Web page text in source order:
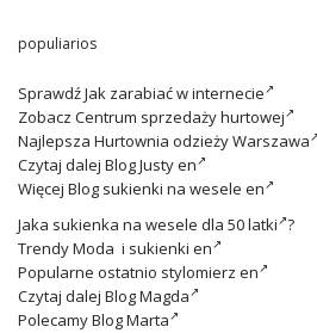
populiarios
SprawdźJak zarabiać w internecie
Zobacz Centrum sprzedaży hurtowej
Najlepsza Hurtownia odzieży Warszawa
Czytaj dalej Blog Justy en
Więcej Blog sukienki na wesele en
Jaka sukienka na wesele dla 50 latki ?
TrendyModa i sukienki en
Popularne ostatnio stylomierz en
Czytaj dalej Blog Magda
PolecamyBlog Marta